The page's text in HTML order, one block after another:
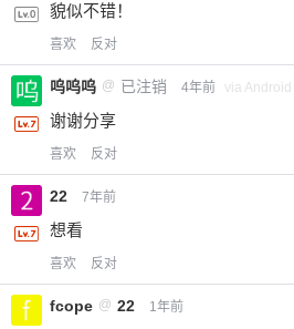
貌似不错！
喜欢 反对
呜呜呜 @ 已注销 4年前 via Android
谢谢分享
喜欢 反对
22 7年前
想看
喜欢 反对
fcope @ 22 1年前